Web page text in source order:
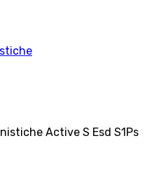
Active S Esd S1Ps